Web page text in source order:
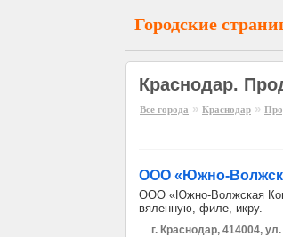
Городские
Краснодар.
Все города » Краснодар »
ООО «Южно-
ООО «Южно-Волжская
вяленную, филе, икру.
г. Краснодар, 414004,